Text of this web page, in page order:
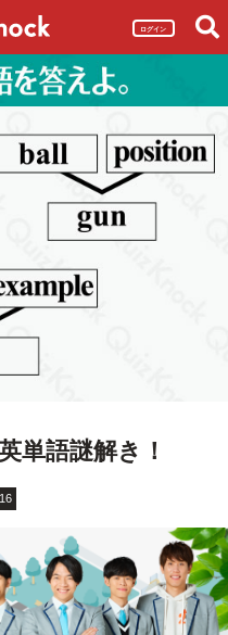
ログイン
単語謎解き！